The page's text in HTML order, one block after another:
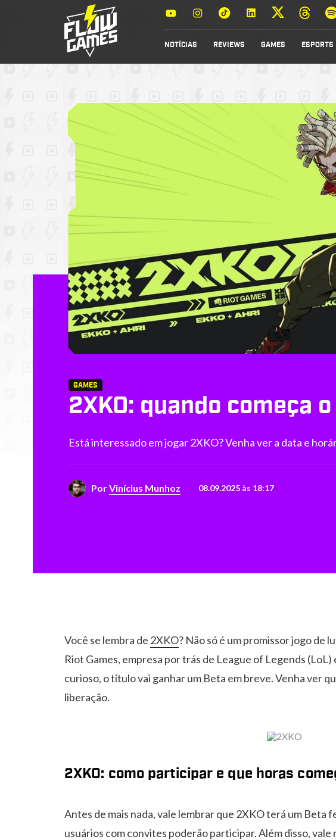
NOTÍCIAS REVIEWS GAMES ESPORTS
GAMES
2XKO: quando começa
Está interessado em jogar 2XKO? Venha ver a data e
PorVinícius Munhoz 08.09.2025 às 18:17
Você se lembra de 2XKO? Não só é um promissor jogo de
Riot Games, empresa por trás de League of Legends (LoL)
curioso, o título vai ganhar um Beta em breve. Venha ver
liberação.
2XKO: como participar e que horas
Antes de mais nada, vale lembrar que 2XKO terá um Beta
usuários com convites poderão participar. Além disso,